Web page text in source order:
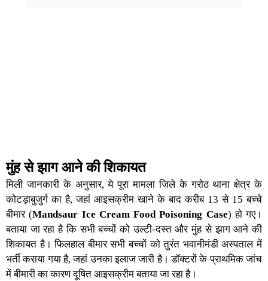
मुंह से झाग आने की शिकायत
मिली जानकारी के अनुसार, ये पूरा मामला जिले के गरोठ थाना क्षेत्र के
कोटड़ाबुजुर्ग का है, जहां आइसक्रीम खाने के बाद करीब 13 से 15 बच्चे
बीमार (Mandsaur Ice Cream Food Poisoning Case) हो गए।
बताया जा रहा है कि सभी बच्चों कोउल्टी-दस्त और मुंह से झागआने की
शिकायत है। फिलहाल बीमार सभी बच्चों को तुरंत भवानीमंडी अस्पताल में
भर्ती कराया गया है, जहां उनका इलाज जारी है। डॉक्टरों के प्राथमिक जांच
में बीमारी का कारण दूषित आइसक्रीम बताया जा रहा है।